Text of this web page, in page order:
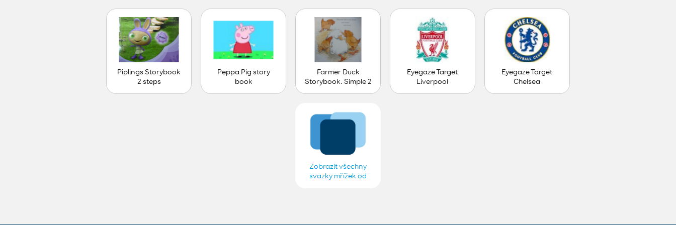
Piplings Storybook
2 steps
Peppa Pig story
book
Farmer Duck
Storybook. Simple 2
Eyegaze Target
Liverpool
Eyegaze Target
Chelsea
Zobrazit všechny
svazky mřížek od